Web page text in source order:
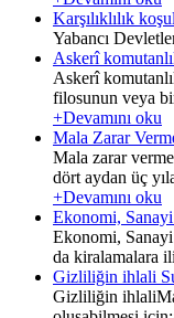
Karşılıklılık
Yabancı
Askerî
Askerî
filosunun veya
+Devamını oku
Mala Zarar
Mala zarar
dört aydan üç
+Devamını oku
Ekonomi,
Ekonomi, Sanayi
da kiralamalara
Gizliliğin ihlali
Gizliliğin